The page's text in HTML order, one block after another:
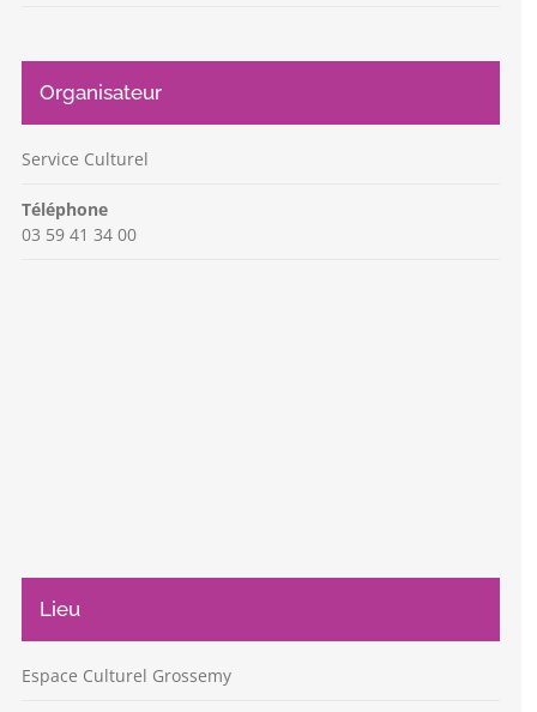
Organisateur
Service Culturel
Téléphone
03 59 41 34 00
Lieu
Espace Culturel Grossemy